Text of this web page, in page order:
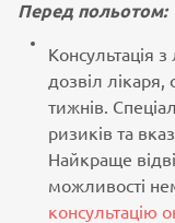
Перед польотом:
Консультація
дозвіл
тижнів.
ризиків та
Найкраще
можливості
консультацію